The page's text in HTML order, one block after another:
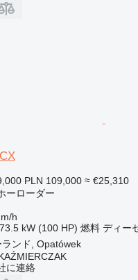
PLN 109,000 ≈ €25,310
ーローダー
h
73.5 kW (100 HP) 燃料 ディー
ランド, Opatówek
に連絡